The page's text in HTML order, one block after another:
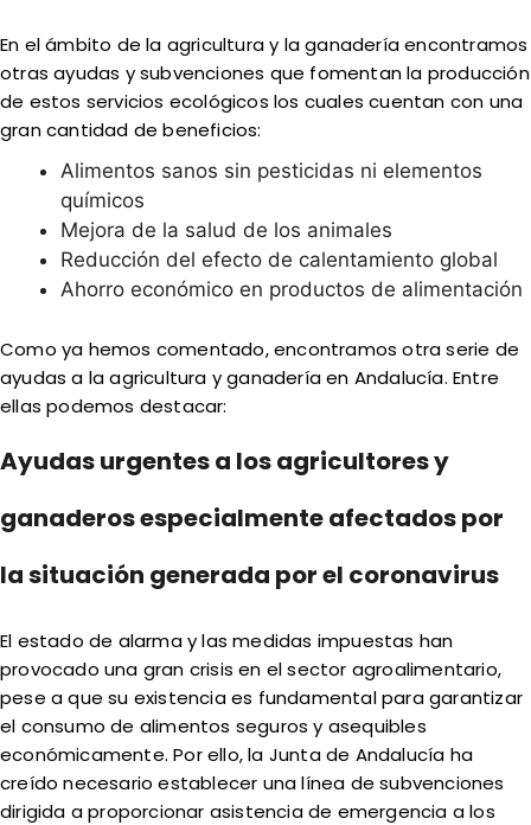
En el ámbito de la agricultura y la ganadería encontramos
otras ayudas y subvenciones que fomentan la producción
de estos servicios ecológicos los cuales cuentan con una
gran cantidad de beneficios:
Alimentos sanos sin pesticidas ni elementos
químicos
Mejora de la salud de los animales
Reducción del efecto de calentamiento global
Ahorro económico en productos de alimentación
Como ya hemos comentado, encontramos otra serie de
ayudas a la agricultura y ganadería en Andalucía. Entre
ellas podemos destacar:
Ayudas urgentes a los agricultores y
ganaderos especialmente afectados por
la situación generada por el coronavirus
El estado de alarma y las medidas impuestas han
provocado una gran crisis en el sector agroalimentario,
pese a que su existencia es fundamental para garantizar
el consumo de alimentos seguros y asequibles
económicamente. Por ello, la Junta de Andalucía ha
creído necesario establecer una línea de subvenciones
dirigida a proporcionar asistencia de emergencia a los